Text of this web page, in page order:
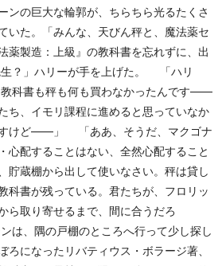
ンの巨大な輪郭が、ちらちら光るたくさ
いた。「みんな、天びん秤と、魔法薬セ
薬製造：上級』の教科書を忘れずに、出
？」ハリーが手を上げた。 「ハリ
科書も秤も何も買わなかったんです――
、イモリ課程に進めると思っていなか
すけど――」 「ああ、そうだ、マクゴナ
心配することはない、全然心配すること
貯蔵棚から出して使いなさい。秤は貸し
科書が残っている。君たちが、フロリッ
ら取り寄せるまで、間に合うだろ
は、隅の戸棚のところへ行って少し探し
ろになったリバティウス・ボラージ著、